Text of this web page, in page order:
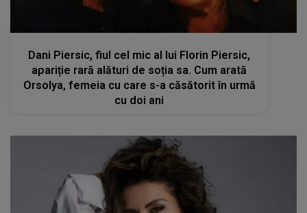
Dani Piersic, fiul cel mic al lui Florin Piersic,
apariție rară alături de soția sa. Cum arată
Orsolya, femeia cu care s-a căsătorit în urmă
cu doi ani